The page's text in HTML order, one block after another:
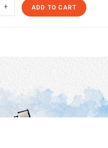
+ ADD TO CART